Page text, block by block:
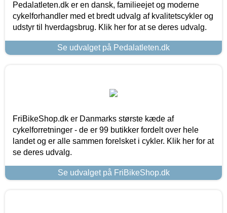
Pedalatleten.dk er en dansk, familieejet og moderne
cykelforhandler med et bredt udvalg af kvalitetscykler og
udstyr til hverdagsbrug. Klik her for at se deres udvalg.
Se udvalget på Pedalatleten.dk
FriBikeShop.dk er Danmarks største kæde af
cykelforretninger - de er 99 butikker fordelt over hele
landet og er alle sammen forelsket i cykler. Klik her for at
se deres udvalg.
Se udvalget på FriBikeShop.dk